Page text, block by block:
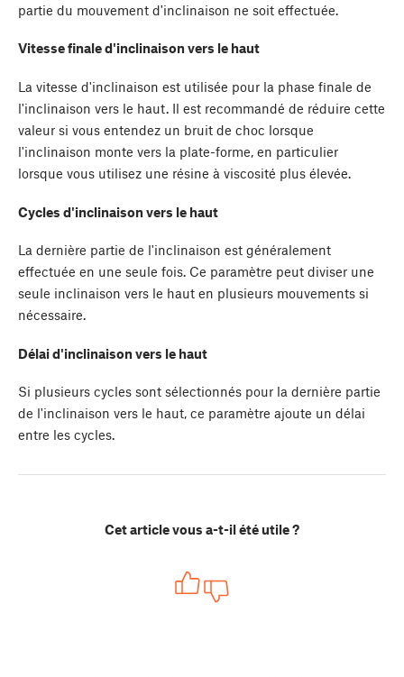
partie du mouvement d'inclinaison ne soit effectuée.
Vitesse finale d'inclinaison vers le haut
La vitesse d'inclinaison est utilisée pour la phase finale de
l'inclinaison vers le haut. Il est recommandé de réduire cette
valeur si vous entendez un bruit de choc lorsque
l'inclinaison monte vers la plate-forme, en particulier
lorsque vous utilisez une résine à viscosité plus élevée.
Cycles d'inclinaison vers le haut
La dernière partie de l'inclinaison est généralement
effectuée en une seule fois. Ce paramètre peut diviser une
seule inclinaison vers le haut en plusieurs mouvements si
nécessaire.
Délai d'inclinaison vers le haut
Si plusieurs cycles sont sélectionnés pour la dernière partie
de l'inclinaison vers le haut, ce paramètre ajoute un délai
entre les cycles.
Cet article vous a-t-il été utile ?